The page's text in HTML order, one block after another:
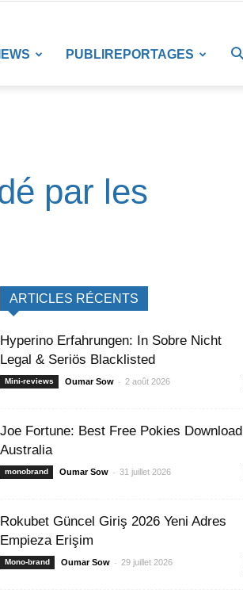
PUBLIREPORTAGES
par les
ARTICLES RÉCENTS
Hyperino Erfahrungen: In Sobre Nicht
Legal & Seriös Blacklisted
Mini-reviews Oumar Sow - 2 août 2026
Joe Fortune: Best Free Pokies Download
Australia
monobrand Oumar Sow - 31 juillet 2026
Rokubet Güncel Giriş 2026 Yeni Adres
Empieza Erişim
Mono-brand Oumar Sow - 29 juillet 2026